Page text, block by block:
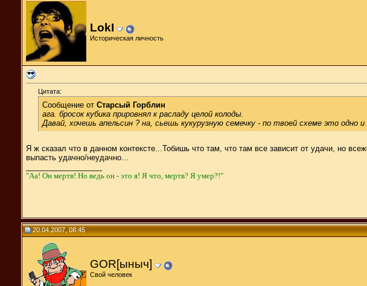
LokI
Историческая личность
Цитата:
Сообщение от Старсый Горблин
ага. бросок кубика прировнял к расладу целой колоды.
Давай, хочешь апельсин ? на, сьешь кукурузную семечку - по твоей схеме это одно
Я ж сказал что в данном контексте...Тобишь что там, что там все зависит от удачи, но
выпасть удачно/неудачно...
"Aa! Он мертв! Но ведь он - это я! Я что, мертв? Я умер?!"
20.04.2007, 08:45
GOR[ыныч]
Свой человек